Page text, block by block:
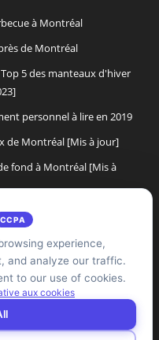
à Montréal
de Montréal
5 des manteaux d'hiver
personnel à lire en 2019
de Montréal [Mis à jour]
fond à Montréal [Mis à
de 2017
au Canada [Mise à
à sucre dans la région
CCPA
experience,
and analyze our traffic.
to our use of cookies.
aux cookies